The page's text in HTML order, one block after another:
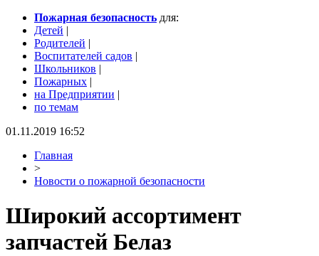
Пожарная безопасность для:
Детей |
Родителей |
Воспитателей садов |
Школьников |
Пожарных |
на Предприятии |
по темам
01.11.2019 16:52
Главная
>
Новости о пожарной безопасности
Широкий ассортимент
запчастей Белаз